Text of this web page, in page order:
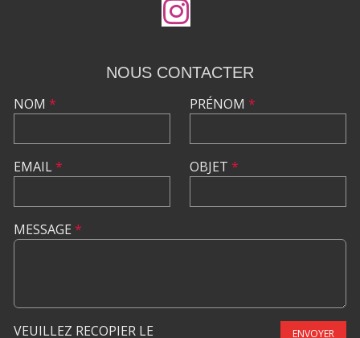
NOUS CONTACTER
NOM *
EMAIL*
PRÉNOM *
OBJET *
MESSAGE *
VEUILLEZ RECOPIER LE ENVOYER